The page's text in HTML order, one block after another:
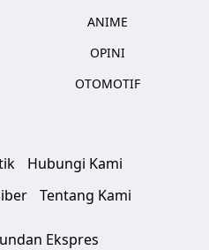
ANIME
OPINI
OTOMOTIF
Hubungi Kami
Tentang Kami
Ekspres